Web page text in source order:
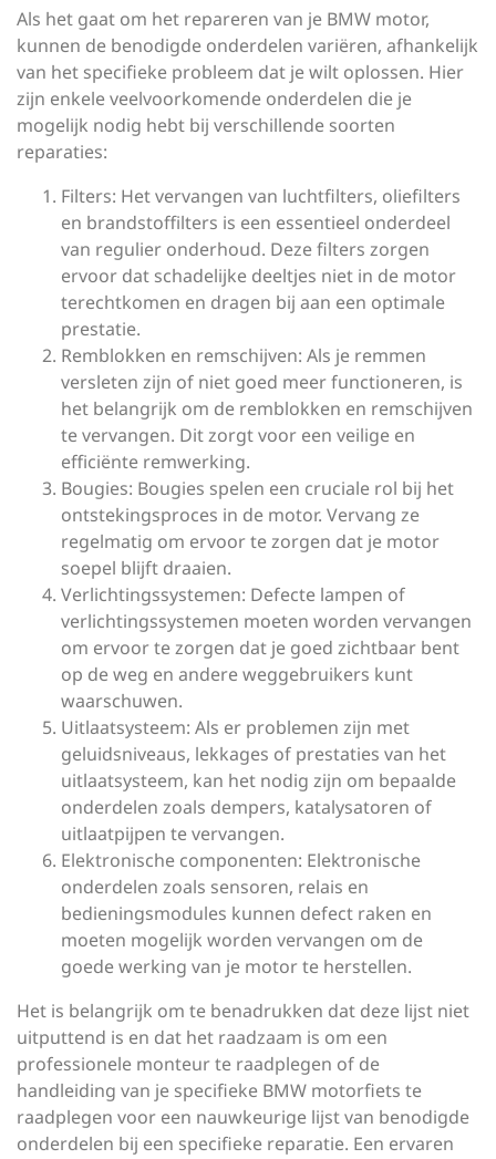
Als het gaat om het repareren van je BMW motor,
kunnen de benodigde onderdelen variëren, afhankelijk
van het specifieke probleem dat je wilt oplossen. Hier
zijn enkele veelvoorkomende onderdelen die je
mogelijk nodig hebt bij verschillende soorten
reparaties:
Filters: Het vervangen van luchtfilters, oliefilters
en brandstoffilters is een essentieel onderdeel
van regulier onderhoud. Deze filters zorgen
ervoor dat schadelijke deeltjes niet in de motor
terechtkomen en dragen bij aan een optimale
prestatie.
Remblokken en remschijven: Als je remmen
versleten zijn of niet goed meer functioneren, is
het belangrijk om de remblokken en remschijven
te vervangen. Dit zorgt voor een veilige en
efficiënte remwerking.
Bougies: Bougies spelen een cruciale rol bij het
ontstekingsproces in de motor. Vervang ze
regelmatig om ervoor te zorgen dat je motor
soepel blijft draaien.
Verlichtingssystemen: Defecte lampen of
verlichtingssystemen moeten worden vervangen
om ervoor te zorgen dat je goed zichtbaar bent
op de weg en andere weggebruikers kunt
waarschuwen.
Uitlaatsysteem: Als er problemen zijn met
geluidsniveaus, lekkages of prestaties van het
uitlaatsysteem, kan het nodig zijn om bepaalde
onderdelen zoals dempers, katalysatoren of
uitlaatpijpen te vervangen.
Elektronische componenten: Elektronische
onderdelen zoals sensoren, relais en
bedieningsmodules kunnen defect raken en
moeten mogelijk worden vervangen om de
goede werking van je motor te herstellen.
Het is belangrijk om te benadrukken dat deze lijst niet
uitputtend is en dat het raadzaam is om een
professionele monteur te raadplegen of de
handleiding van je specifieke BMW motorfiets te
raadplegen voor een nauwkeurige lijst van benodigde
onderdelen bij een specifieke reparatie. Een ervaren